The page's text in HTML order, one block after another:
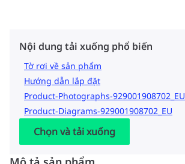
Nội dung tải xuống phổ biến
Tờ rơi về sản phẩm
Hướng dẫn lắp đặt
Product-Photographs-929001908702_EU
Product-Diagrams-929001908702_EU
Chọn và tải xuống